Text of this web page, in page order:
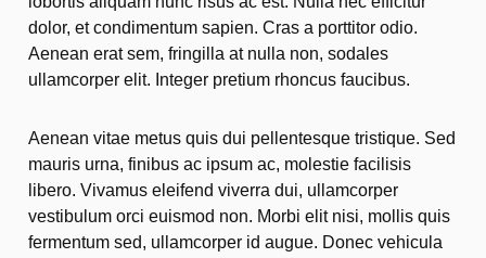
dolor, et condimentum sapien. Cras a porttitor odio.
Aenean erat sem, fringilla at nulla non, sodales
ullamcorper elit. Integer pretium rhoncus faucibus.
Aenean vitae metus quis dui pellentesque tristique. Sed
mauris urna, finibus ac ipsum ac, molestie facilisis
libero. Vivamus eleifend viverra dui, ullamcorper
vestibulum orci euismod non. Morbi elit nisi, mollis quis
fermentum sed, ullamcorper id augue. Donec vehicula